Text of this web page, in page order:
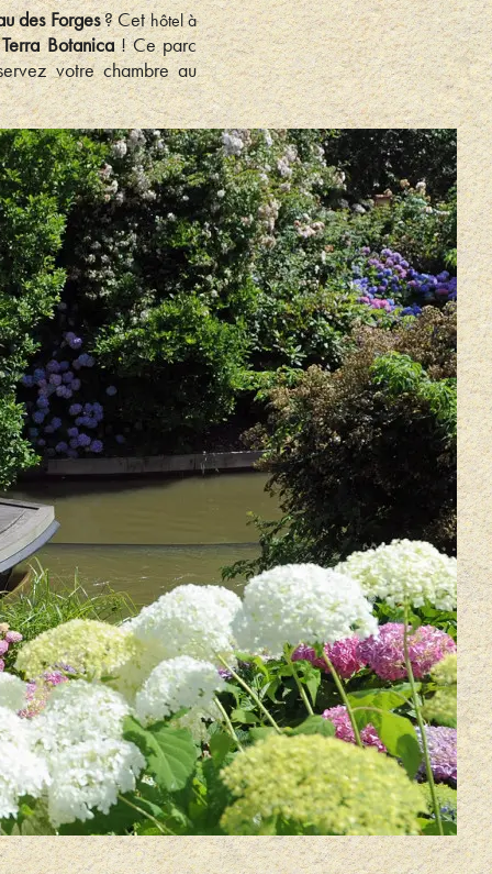
des Forges? Cethôtel à
Terra Botanica! Ce parc
votre chambre au